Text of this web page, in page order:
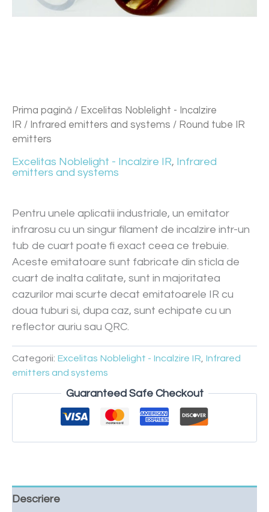
Prima pagină / Excelitas Noblelight - Incalzire
IR / Infrared emitters and systems / Round tube IR
emitters
Excelitas Noblelight - Incalzire IR, Infrared
emitters and systems
Pentru unele aplicatii industriale, un emitator
infrarosu cu un singur filament de incalzire intr-un
tub de cuart poate fi exact ceea ce trebuie.
Aceste emitatoare sunt fabricate din sticla de
cuart de inalta calitate, sunt in majoritatea
cazurilor mai scurte decat emitatoarele IR cu
doua tuburi si, dupa caz, sunt echipate cu un
reflector auriu sau QRC.
Categorii: Excelitas Noblelight - Incalzire IR Infrared
emitters and systems
Guaranteed Safe Checkout
Descriere